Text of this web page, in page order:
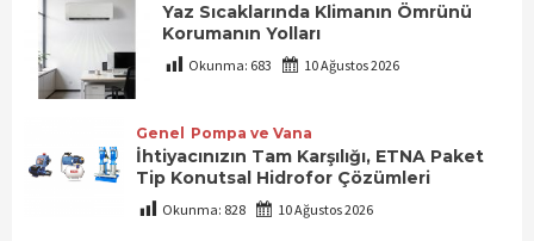
Yaz Sıcaklarında Klimanın Ömrünü
Korumanın Yolları
Okunma: 683 10 Ağustos 2026
Genel Pompa ve Vana
İhtiyacınızın Tam Karşılığı, ETNA Paket
Tip Konutsal Hidrofor Çözümleri
Okunma: 828 10 Ağustos 2026